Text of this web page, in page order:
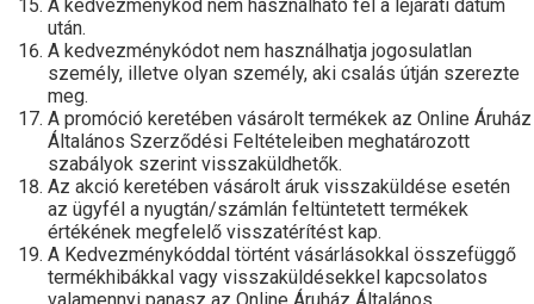
A kedvezménykód nem használható fel a lejárati dátum
után.
A kedvezménykódot nem használhatja jogosulatlan
személy, illetve olyan személy, aki csalás útján szerezte
meg.
A promóció keretében vásárolt termékek az Online Áruház
Általános Szerződési Feltételeiben meghatározott
szabályok szerint visszaküldhetők.
Az akció keretében vásárolt áruk visszaküldése esetén
az ügyfél a nyugtán/számlán feltüntetett termékek
értékének megfelelő visszatérítést kap.
A Kedvezménykóddal történt vásárlásokkal összefüggő
termékhibákkal vagy visszaküldésekkel kapcsolatos